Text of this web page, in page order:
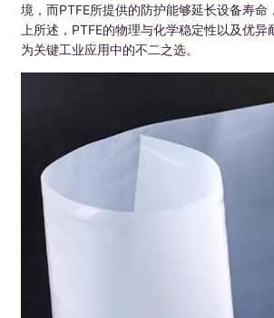
境，而PTFE所提供的防护能够延长设备寿命
上所述，PTFE的物理与化学稳定性以及优
为关键工业应用中的不二之选。